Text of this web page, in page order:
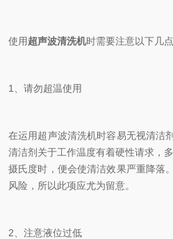
使用超声波清洗机时需要注意以下几点
1、请勿超温使用
在运用超声波清洗机时容易无视清洁
清洁剂关于工作温度有着硬性请求，
摄氏度时，便会使清洁效果严重降落
风险，所以此项应尤为留意。
2、注意液位过低